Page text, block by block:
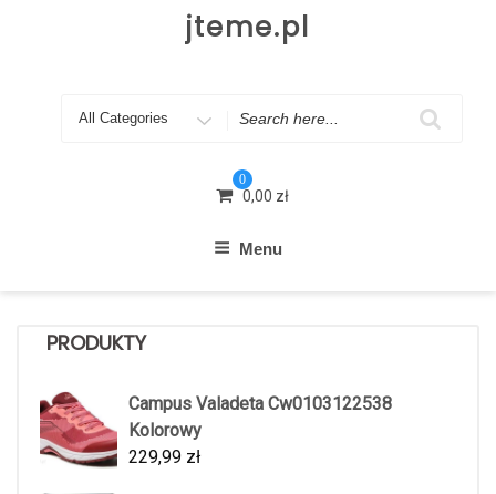
jteme.pl
Search
0
0,00 zł
Menu
PRODUKTY
Campus Valadeta Cw0103122538
Kolorowy
229,99 zł